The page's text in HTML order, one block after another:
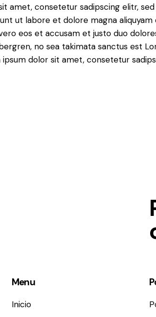
amet, consetetur sadipscing elitr,
ut labore et dolore magna aliquyam
eos et accusam et justo duo
no sea takimata sanctus est
dolor sit amet, consetetur
Menu
Inicio